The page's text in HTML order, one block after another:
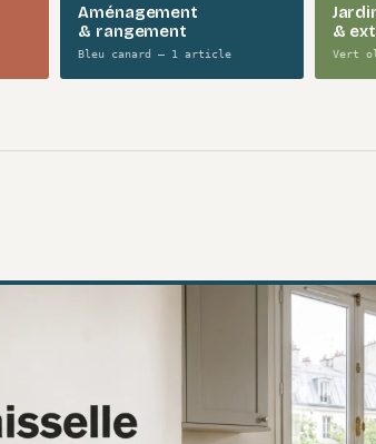
Aménagement
& rangement
Bleu canard — 1 article
&
Vert